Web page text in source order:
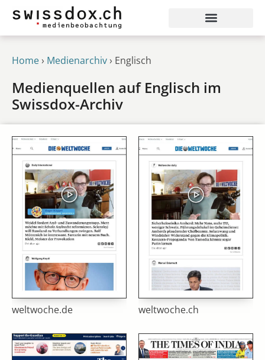
Home› Medienarchiv› Englisch
Medienquellen auf Englisch im
Swissdox-Archiv
weltwoche.de weltwoche.ch